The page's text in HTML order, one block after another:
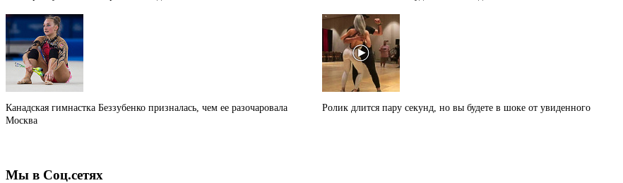
Канадская гимнастка Беззубенко призналась, чем ее разочаровала
Москва
Ролик длится пару секунд, но вы будете в шоке от увиденного
Мы в Соц.сетях